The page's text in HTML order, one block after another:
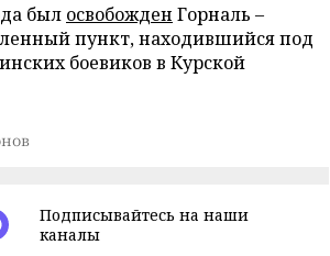
был освобожден Горналь –
пункт, находившийся под
боевиков в Курской
Подписывайтесь на наши
каналы